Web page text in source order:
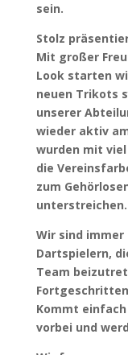
sein.
Stolz
Mit großer
Look starten
neuen Trikots
unserer
wieder aktiv
wurden mit
die
zum
unterstreichen.
Wir sind immer
Dartspielern,
Team
Kommt
vorbei und